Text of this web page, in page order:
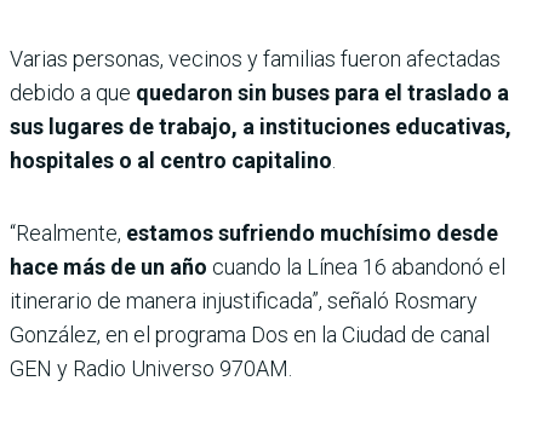
Varias personas, vecinos y familias fueron afectadas
debido a que quedaron sin buses para el traslado a
sus lugares de trabajo, a instituciones educativas,
hospitales o al centro capitalino
“Realmente, estamos sufriendo muchísimo desde
hace más de un año cuando la Línea 16 abandonó el
itinerario de manera injustificada”, señaló Rosmary
González, en el programa Dos en la Ciudad de canal
GEN y Radio Universo 970AM.